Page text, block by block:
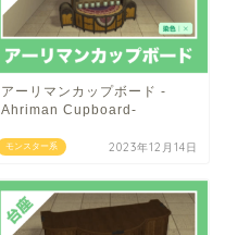
モンスター系
アーリマンカップボード -
Ahriman Cupboard-
2023年12月14日